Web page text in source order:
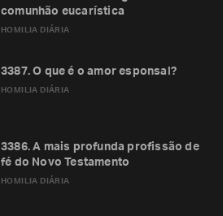
HOMILIA DIÁRIA
comunhão eucarística
HOMILIA DIÁRIA
3387. O que é o amor esponsal?
HOMILIA DIÁRIA
3386. A mais profunda profissão de
fé do Novo Testamento